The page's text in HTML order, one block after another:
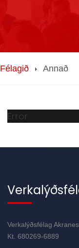
Félagið Annað
Error
Verkalýðsfélag
Kt. 680269-6889